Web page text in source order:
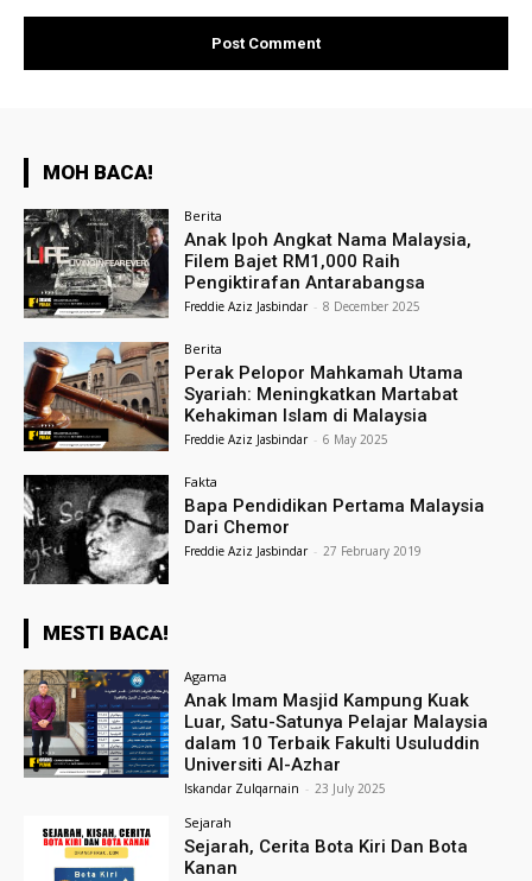
MOH BACA!
Berita
Anak Ipoh Angkat Nama Malaysia,
Filem Bajet RM1,000 Raih
Pengiktirafan Antarabangsa
Freddie Aziz Jasbindar - 8 December 2025
Berita
Perak Pelopor Mahkamah Utama
Syariah: Meningkatkan Martabat
Kehakiman Islam di Malaysia
Freddie Aziz Jasbindar - 6 May 2025
Fakta
Bapa Pendidikan Pertama Malaysia
Dari Chemor
Freddie Aziz Jasbindar - 27 February 2019
MESTI BACA!
Agama
Anak Imam Masjid Kampung Kuak
Luar, Satu-Satunya Pelajar Malaysia
dalam 10 Terbaik Fakulti Usuluddin
Universiti Al-Azhar
Iskandar Zulqarnain - 23 July 2025
Sejarah
Sejarah, Cerita Bota Kiri Dan Bota
Kanan